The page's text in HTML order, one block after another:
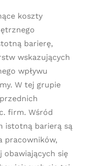
koszty
barierę,
wskazujących
wpływu
W tej grupie
firm. Wśród
istotną barierą są
pracowników,
obawiających się